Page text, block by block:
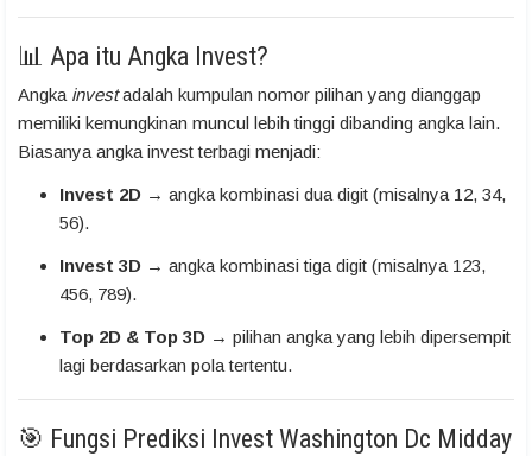
📊 Apa itu Angka Invest?
Angka investadalah kumpulan nomor pilihan yang dianggap
memiliki kemungkinan muncul lebih tinggi dibanding angka lain.
Biasanya angka invest terbagi menjadi:
Invest 2D → angka kombinasi dua digit (misalnya 12, 34,
56).
Invest 3D → angka kombinasi tiga digit (misalnya 123,
456, 789).
Top 2D & Top 3D → pilihan angka yang lebih dipersempit
lagi berdasarkan pola tertentu.
🎯 Fungsi Prediksi Invest Washington Dc Midday